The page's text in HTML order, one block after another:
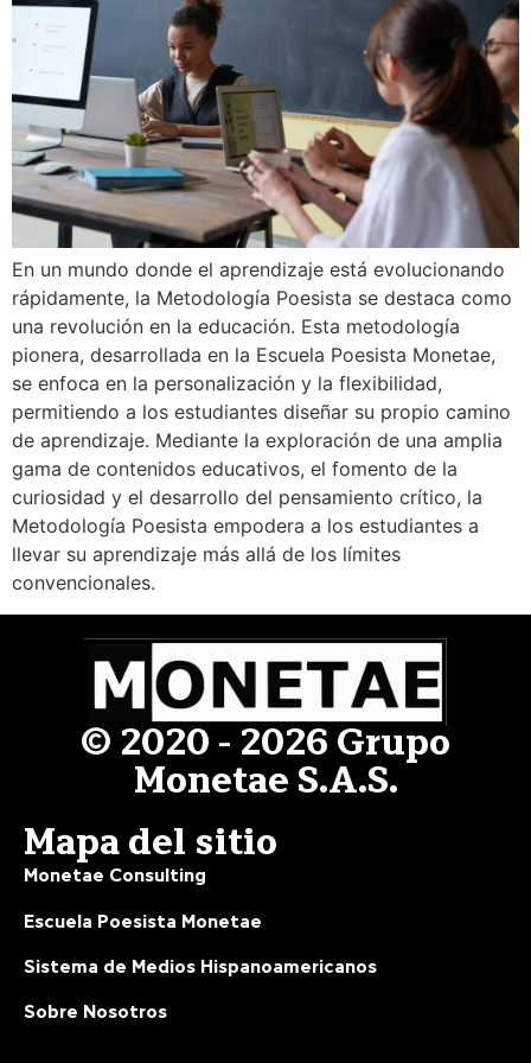
En un mundo donde el aprendizaje está evolucionando
rápidamente, la Metodología Poesista se destaca como
una revolución en la educación. Esta metodología
pionera, desarrollada en la Escuela Poesista Monetae,
se enfoca en la personalización y la flexibilidad,
permitiendo a los estudiantes diseñar su propio camino
de aprendizaje. Mediante la exploración de una amplia
gama de contenidos educativos, el fomento de la
curiosidad y el desarrollo del pensamiento crítico, la
Metodología Poesista empodera a los estudiantes a
llevar su aprendizaje más allá de los límites
convencionales.
© 2020 - 2026 Grupo
Monetae S.A.S.
Mapa del sitio
Monetae Consulting
Escuela Poesista Monetae
Sistema de Medios Hispanoamericanos
Sobre Nosotros